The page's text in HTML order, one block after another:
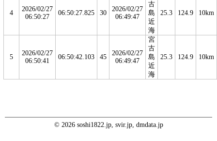
4
2026/02/27
06:50:27
06:50:27.825 30
2026/02/27
06:49:47
古
島
近
海
25.3 124.9 10km
5
2026/02/27
06:50:41
06:50:42.103 45
2026/02/27
06:49:47
宮
古
島
近
海
25.3 124.9 10km
© 2026 soshi1822.jp, svir.jp, dmdata.jp